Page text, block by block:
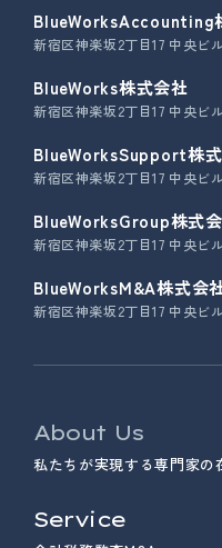
BlueWorksAccounting
新宿区神楽坂2丁目17 中央ビ
BlueWorks株式会社
新宿区神楽坂2丁目17 中央ビ
BlueWorksSupport株
新宿区神楽坂2丁目17 中央ビ
BlueWorksGroup株式
新宿区神楽坂2丁目17 中央ビ
BlueWorksM&A株式会
新宿区神楽坂2丁目17 中央ビ
About Us
私たちが実現する専門家の
Service